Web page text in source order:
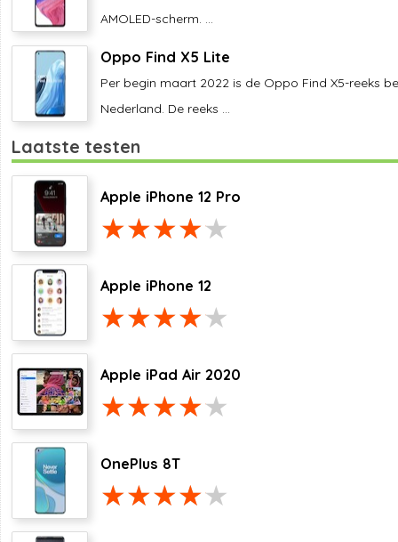
AMOLED-scherm. ...
Oppo Find X5 Lite
Per begin maart 2022 is de Oppo Find X5-reeks
Nederland. De reeks ...
Laatste testen
Apple iPhone 12 Pro
Apple iPhone 12
Apple iPad Air 2020
OnePlus 8T